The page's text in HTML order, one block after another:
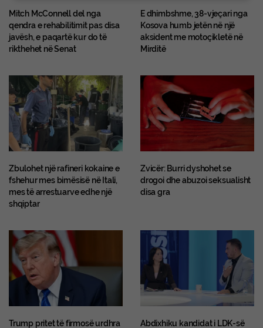
Mitch McConnell del nga
qendra e rehabilitimit pas disa
javësh, e paqartë kur do të
rikthehet në Senat
E dhimbshme, 38-vjeçari nga
Kosova humb jetën në një
aksident me motoçikletë në
Mirditë
Zbulohet një rafineri kokaine e
fshehur mes bimësisë në Itali,
mes të arrestuarve edhe një
shqiptar
Zvicër: Burri dyshohet se
drogoi dhe abuzoi seksualisht
disa gra
Trump pritet të firmosë urdhra
Abdixhiku kandidat i LDK-së